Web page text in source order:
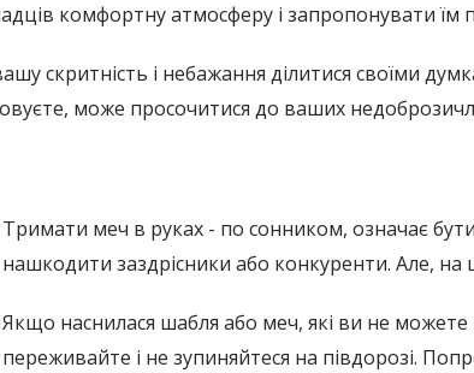
комфортну атмосферу і запропонувати
скритність і небажання ділитися своїми
може просочитися до ваших
Тримати меч в руках - по сонником, означає
нашкодити заздрісники або конкуренти. Але,
Якщо наснилася шабля або меч, які ви не
переживайте і не зупиняйтеся на півдорозі.